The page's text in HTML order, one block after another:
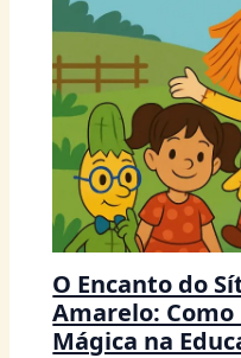
O Encanto do
Amarelo: Como
Mágica na